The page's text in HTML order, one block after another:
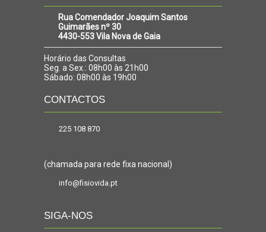
Rua Comendador Joaquim Santos
Guimarães nº 30
4430-553 Vila Nova de Gaia
Horário das Consultas
Seg. a Sex.: 08h00 às 21h00
Sábado: 08h00 às 19h00
CONTACTOS
225 108 870
(chamada para rede fixa nacional)
info@fisiovida.pt
SIGA-NOS